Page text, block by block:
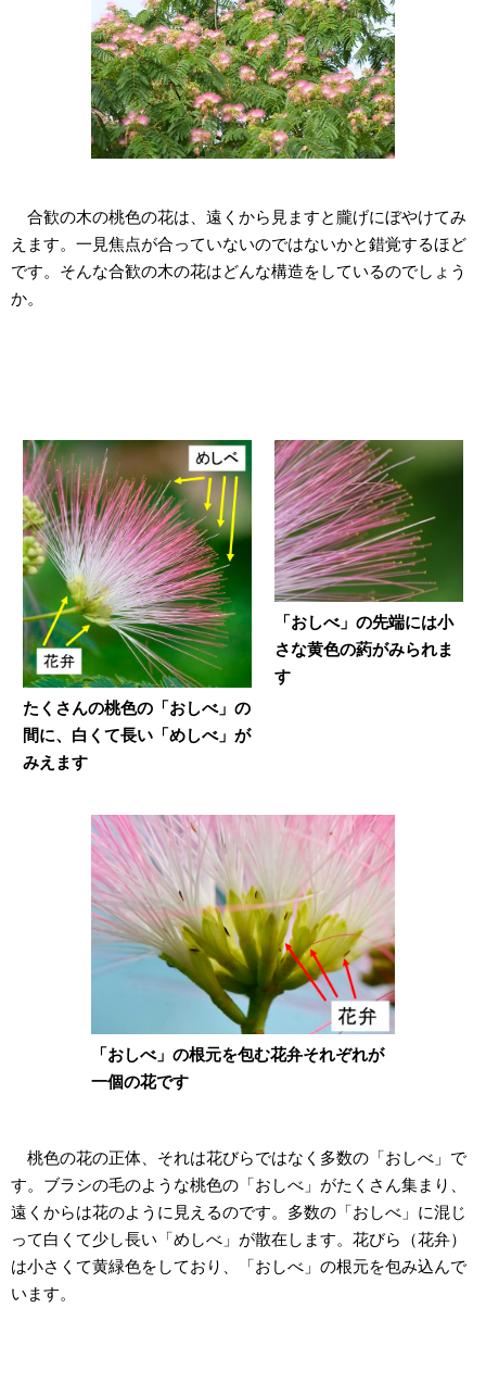
合歓の木の桃色の花は、遠くから見ますと朧げにぼやけてみ
えます。一見焦点が合っていないのではないかと錯覚するほど
です。そんな合歓の木の花はどんな構造をしているのでしょう
か。
たくさんの桃色の「おしべ」の
間に、白くて長い「めしべ」が
みえます
「おしべ」の先端には小
さな黄色の葯がみられま
す
「おしべ」の根元を包む花弁それぞれが
一個の花です
桃色の花の正体、それは花びらではなく多数の「おしべ」で
す。ブラシの毛のような桃色の「おしべ」がたくさん集まり、
遠くからは花のように見えるのです。多数の「おしべ」に混じ
って白くて少し長い「めしべ」が散在します。花びら（花弁）
は小さくて黄緑色をしており、「おしべ」の根元を包み込んで
います。